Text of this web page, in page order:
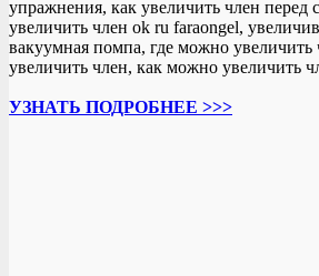
упражнения, как увеличить член перед
увеличить член ok ru faraongel,
вакуумная помпа, где можно увеличить
увеличить член, как можно увеличить
УЗНАТЬ ПОДРОБНЕЕ >>>